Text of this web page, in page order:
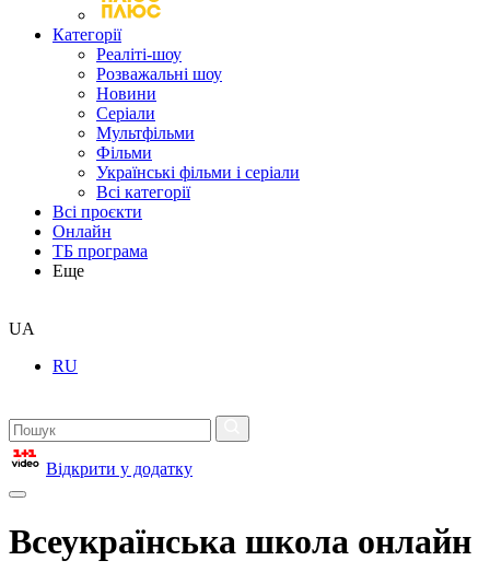
Категорії
Реаліті-шоу
Розважальні шоу
Новини
Серіали
Мультфільми
Фільми
Українські фільми і серіали
Всі категорії
Всі проєкти
Онлайн
ТБ програма
Еще
UA
RU
Відкрити у додатку
Всеукраїнська школа онлайн